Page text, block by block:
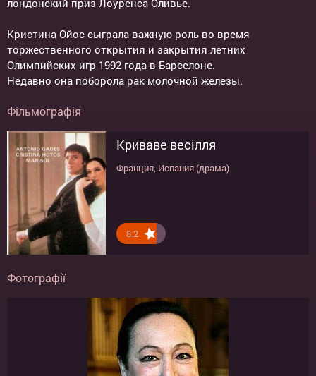
лондонский приз Лоуренса Оливье.
Кристина Ойос сыграла важную роль во время
торжественного открытия и закрытия летних
Олимпийских игр 1992 года в Барселоне.
Недавно она поборола рак молочной железы.
Фільмографія
Криваве весілля
Франция, Испания (драма)
8.2
Фотографії